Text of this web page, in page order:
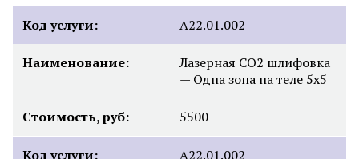
Код услуги: А22.01.002
Наименование:
Лазерная СО2 шлифовка
— Одна зона на теле 5х5
Стоимость, руб: 5500
Код услуги: А22.01.002